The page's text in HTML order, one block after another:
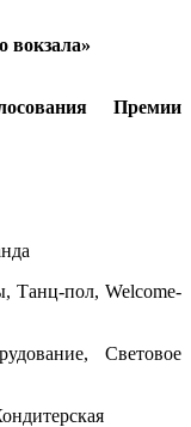
вокзала»
Премии
Танц-пол, Welcome-
Световое